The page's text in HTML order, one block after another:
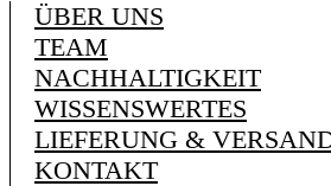
ÜBER UNS
TEAM
NACHHALTIGKEIT
WISSENSWERTES
LIEFERUNG &
KONTAKT